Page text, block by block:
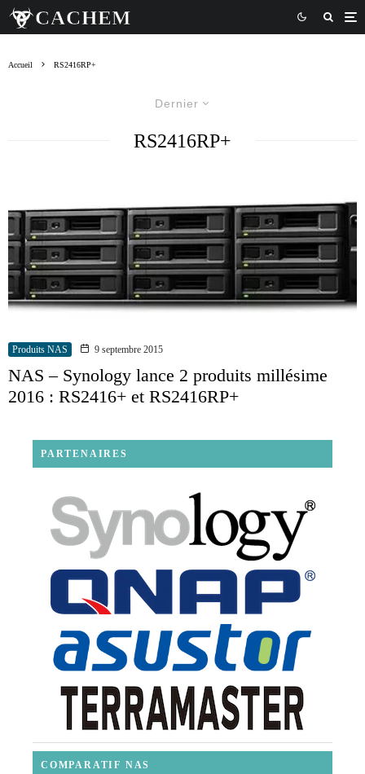
Accueil RS2416RP+
Dernier
RS2416RP+
Produits NAS 9 septembre 2015
NAS – Synology lance 2 produits millésime
2016 : RS2416+ et RS2416RP+
PARTENAIRES
COMPARATIF NAS